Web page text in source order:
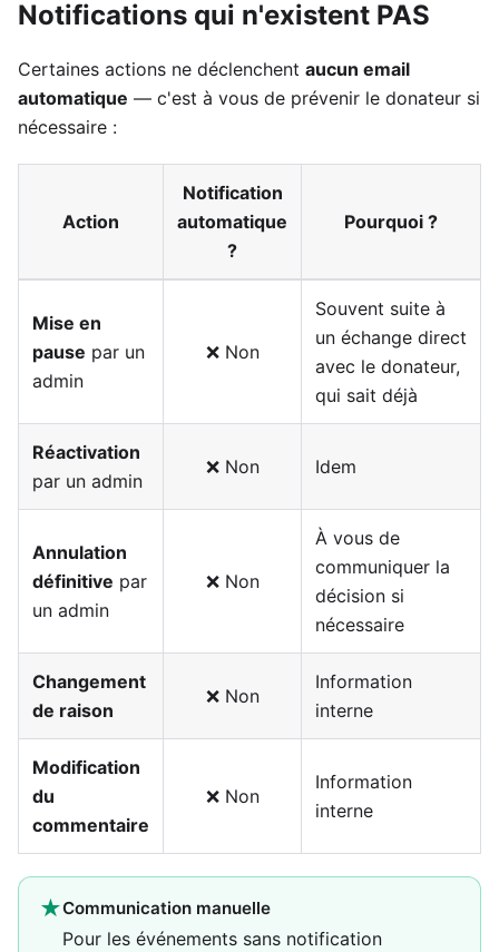
Notifications qui n'existent PAS
Certaines actions ne déclenchent aucun email
automatique — c'est à vous de prévenir le donateur si
nécessaire :
Action
Notification
automatique
?
Pourquoi ?
Mise en
pause par un
admin
❌ Non
Souvent suite à
un échange direct
avec le donateur,
qui sait déjà
Réactivation
par un admin
❌ Non Idem
Annulation
définitive par
un admin
❌ Non
À vous de
communiquer la
décision si
nécessaire
Changement
de raison
❌ Non
Information
interne
Modification
du
commentaire
❌ Non
Information
interne
★Communication manuelle
Pour les événements sans notification